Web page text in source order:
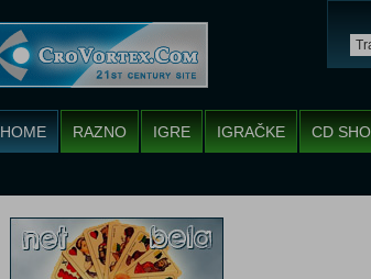
HOME RAZNO IGRE IGRAČKE CD